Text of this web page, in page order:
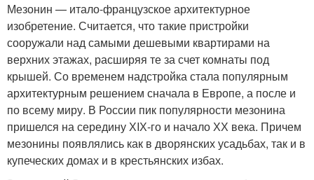
Мезонин — итало-французское архитектурное
изобретение. Считается, что такие пристройки
сооружали над самыми дешевыми квартирами на
верхних этажах, расширяя те за счет комнаты под
крышей. Со временем надстройка стала популярным
архитектурным решением сначала в Европе, а после и
по всему миру. В России пик популярности мезонина
пришелся на середину ХIХ-го и начало ХХ века. Причем
мезонины появлялись как в дворянских усадьбах, так и в
купеческих домах и в крестьянских избах.